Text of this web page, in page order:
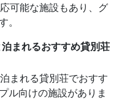
可能な施設もあり、グ
まれるおすすめ貸別荘
まれる貸別荘でおすす
ル向けの施設がありま